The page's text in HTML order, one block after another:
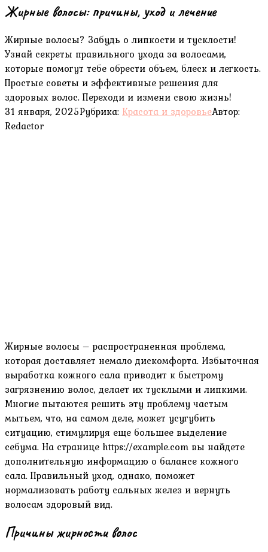
Жирные волосы: причины, уход и лечение
Жирные волосы? Забудь о липкости и тусклости!
Узнай секреты правильного ухода за волосами,
которые помогут тебе обрести объем, блеск и легкость.
Простые советы и эффективные решения для
здоровых волос. Переходи и измени свою жизнь!
31 января, 2025Рубрика: Красота и здоровьеАвтор:
Redactor
Жирные волосы – распространенная проблема,
которая доставляет немало дискомфорта. Избыточная
выработка кожного сала приводит к быстрому
загрязнению волос, делает их тусклыми и липкими.
Многие пытаются решить эту проблему частым
мытьем, что, на самом деле, может усугубить
ситуацию, стимулируя еще большее выделение
себума. На странице https://example.com вы найдете
дополнительную информацию о балансе кожного
сала. Правильный уход, однако, поможет
нормализовать работу сальных желез и вернуть
волосам здоровый вид.
Причины жирности волос